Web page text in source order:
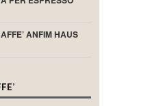
ANFIM HAUS